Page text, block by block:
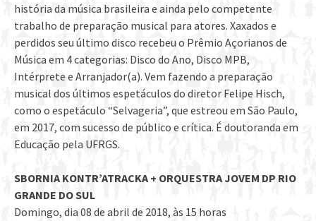
história da música brasileira e ainda pelo competente
trabalho de preparação musical para atores. Xaxados e
perdidos seu último disco recebeu o Prêmio Açorianos de
Música em 4 categorias: Disco do Ano, Disco MPB,
Intérprete e Arranjador(a). Vem fazendo a preparação
musical dos últimos espetáculos do diretor Felipe Hisch,
como o espetáculo “Selvageria”, que estreou em São Paulo,
em 2017, com sucesso de público e crítica. É doutoranda em
Educação pela UFRGS.
SBORNIA KONTR’ATRACKA + ORQUESTRA JOVEM DP RIO
GRANDE DO SUL
Domingo, dia 08 de abril de 2018, às 15 horas